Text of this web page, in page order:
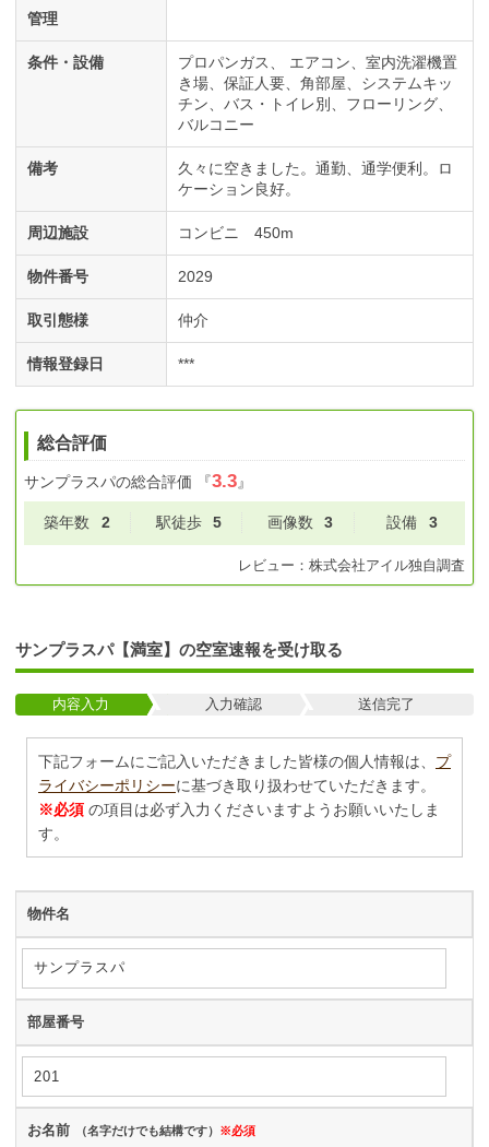
管理
条件・設備 プロパンガス エアコン
室内洗濯機置
き場
保証人要 角部屋
システムキッ
チン
バス・トイレ別
フローリング
バルコニー
備考
久々に空きました。通勤、通学便利。ロ
ケーション良好。
周辺施設 コンビニ 450m
物件番号 2029
取引態様 仲介
情報登録日 ***
総合評価
サンプラスパの総合評価 『3.3』
築年数 2 駅徒歩 5 画像数 3 設備 3
レビュー： 株式会社アイル独自調査
サンプラスパ【満室】の空室速報を受け取る
内容入力 入力確認 送信完了
下記フォームにご記入いただきました皆様の個人情報は、 プ
ライバシーポリシーに基づき取り扱わせていただきます。
※必須 の項目は必ず入力くださいますようお願いいたしま
す。
物件名
部屋番号
お名前 （名字だけでも結構です） ※必須